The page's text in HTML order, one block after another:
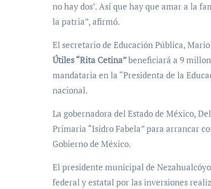
no hay dos’. Así que hay que amar a la
la patria”, afirmó.
El secretario de Educación Pública,
Útiles “Rita Cetina”beneficiará a 9
mandataria en la “Presidenta de la
nacional.
La gobernadora del Estado de México,
Primaria “Isidro Fabela” para arrancar
Gobierno de México.
El presidente municipal de
federal y estatal por las inversiones